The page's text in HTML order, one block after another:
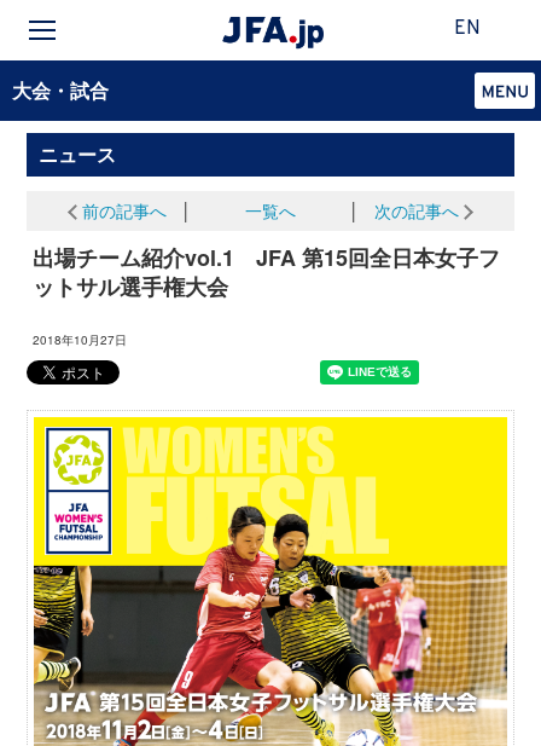
EN
大会・試合
ニュース
前の記事へ 一覧へ 次の記事へ
出場チーム紹介vol.1 JFA 第15回全日本女子フ
ットサル選手権大会
2018年10月27日